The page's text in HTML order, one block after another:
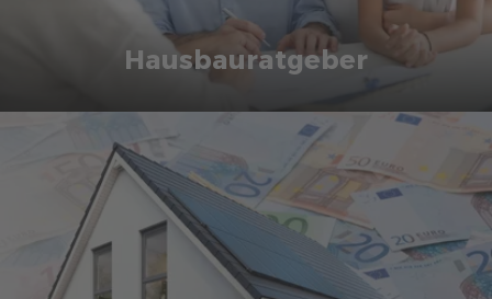
Hausbauratgeber
Fertighausbau leicht gemacht
DAS INTERESSIERT MICH